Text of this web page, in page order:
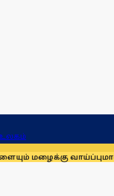
மழைக்கு வாய்ப்பு